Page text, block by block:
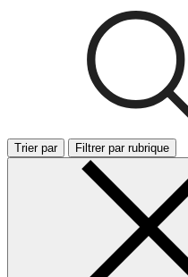
Trier par Filtrer par rubrique